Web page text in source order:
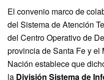
El convenio marco de
del Sistema de Atención
del Centro Operativo de
provincia de Santa Fe y
Nación establece que
la División Sistema de